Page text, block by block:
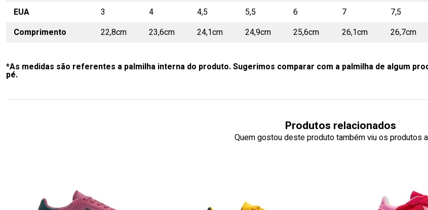
EUA
3 4 4,5 5,5 6 7 7,5
Comprimento
22,8cm 23,6cm 24,1cm 24,9cm 25,6cm 26,1cm 26,7cm
*As medidas são referentes a palmilha interna do produto. Sugerimos comparar com a palmilha de algum
pé.
Produtos relacionados
Quem gostou deste produto também viu os produtos